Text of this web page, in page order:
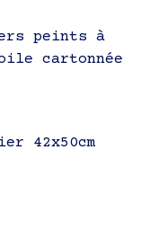
peints à
cartonnée
42x50cm